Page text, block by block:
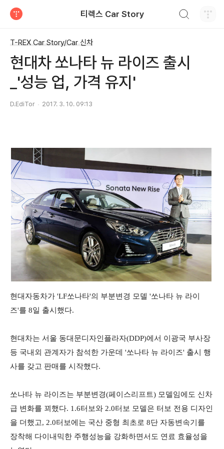
티렉스 Car Story
T-REX Car Story/Car 신차
현대차 쏘나타 뉴 라이즈 출시
_'성능 업, 가격 유지'
D.EdiTor 2017. 3. 10. 09:13
현대자동차가 'LF쏘나타'의 부분변경 모델 '쏘나타 뉴 라이
즈'를 8일 출시했다.
현대차는 서울 동대문디자인플라자(DDP)에서 이광국 부사장
등 국내외 관계자가 참석한 가운데 '쏘나타 뉴 라이즈' 출시 행
사를 갖고 판매를 시작했다.
쏘나타 뉴 라이즈는 부분변경(페이스리프트) 모델임에도 신차
급 변화를 꾀했다. 1.6터보와 2.0터보 모델은 터보 전용 디자인
을 더했고, 2.0터보에는 국산 중형 최초로 8단 자동변속기를
장착해 다이내믹한 주행성능을 강화하면서도 연료 효율성을